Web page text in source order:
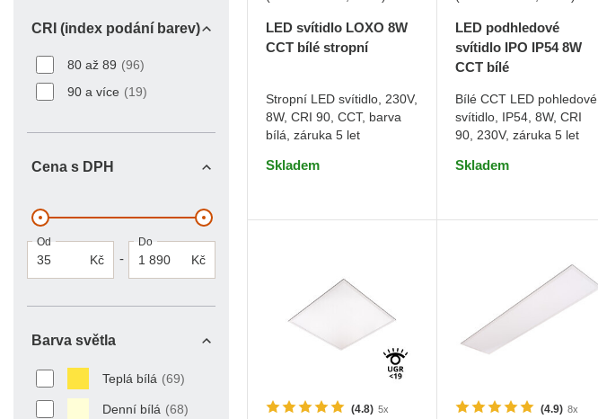
CRI (index podání barev)
CRI (index podání barev)
80 až 89 (96)
90 a více (19)
Cena s DPH
Od
Kč -
Do
Kč
Barva světla
Barva světla
Teplá bílá (69)
Denní bílá (68)
LED svítidlo LOXO 8W
CCT bílé stropní
Stropní LED svítidlo, 230V,
8W, CRI 90, CCT, barva
bílá, záruka 5 let
Skladem
DO KOŠÍKU
LED podhledové
svítidlo IPO IP54 8W
CCT bílé
Bílé CCT LED pohledové
svítidlo, IP54, 8W, CRI
90, 230V, záruka 5 let
Skladem
DO KOŠÍKU
(4.8) 5x (4.9) 8x